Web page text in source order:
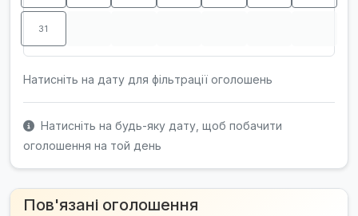
31
Натисніть на дату для фільтрації оголошень
Натисніть на будь-яку дату, щоб побачити
оголошення на той день
Пов'язані оголошення